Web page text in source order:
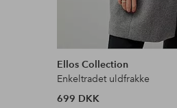
Ellos Collection
Enkeltradet uldfrakke
699 DKK